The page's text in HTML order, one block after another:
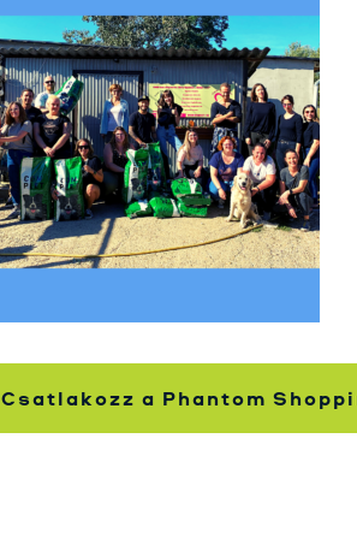
Csatlakozz a Phantom